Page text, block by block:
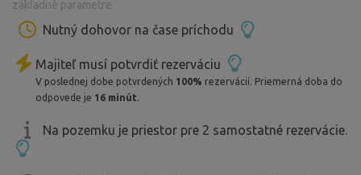
základné parametre
Nutný dohovor na čase príchodu
Majiteľ musí potvrdiť rezerváciu
V poslednej dobe potvrdených 100% rezervácií. Priemerná doba do
odpovede je 16 minút.
Na pozemku je priestor pre 2 samostatné rezervácie.